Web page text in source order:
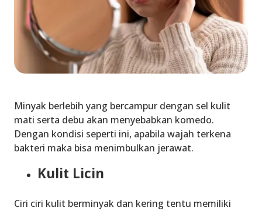
Minyak berlebih yang bercampur dengan sel kulit
mati serta debu akan menyebabkan komedo.
Dengan kondisi seperti ini, apabila wajah terkena
bakteri maka bisa menimbulkan jerawat.
Kulit Licin
Ciri ciri kulit berminyak dan kering tentu memiliki